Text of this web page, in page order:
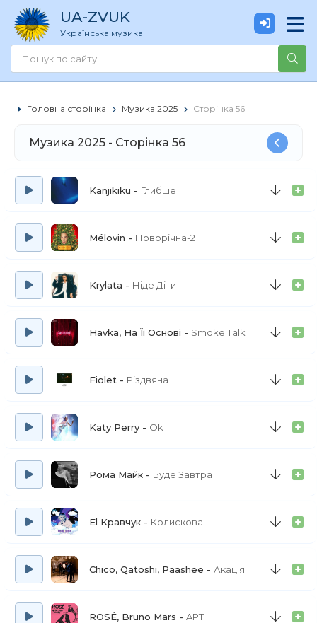
UA-ZVUK
Українська музика
Головна сторінка Музика 2025 Сторінка 56
Музика 2025 - Cторінка 56
Kanjikiku Глибше
Mélovin Новорічна-2
Krylata Ніде Діти
Havka, На Її Основі Smoke Talk
Fiolet Різдвяна
Katy Perry Ok
Рома Майк Буде Завтра
El Кравчук Колискова
Chico, Qatoshi, Paashee Акація
ROSÉ, Bruno Mars APT